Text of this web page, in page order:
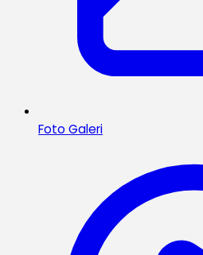
Foto Galeri